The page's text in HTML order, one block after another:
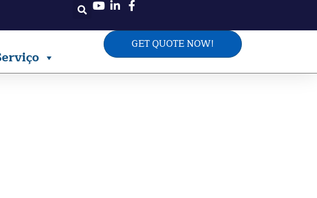
GET QUOTE NOW!